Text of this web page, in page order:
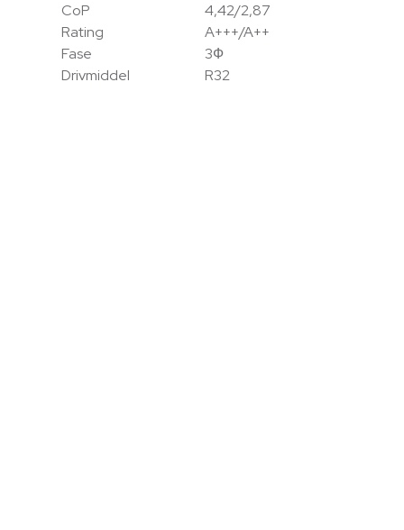
CoP
4,42/2,87
Rating
A+++/A++
Fase
3Ф
Drivmiddel
R32